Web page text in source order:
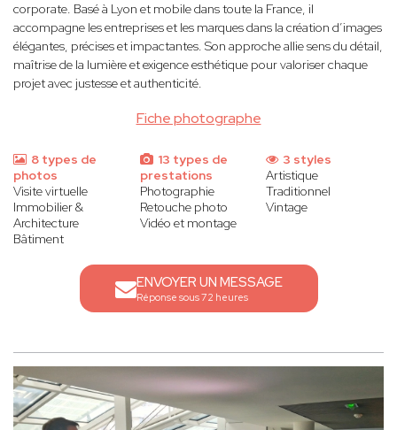
Fiche photographe
corporate. Basé à Lyon et mobile dans toute la France, il
accompagne les entreprises et les marques dans la création d’images
élégantes, précises et impactantes. Son approche allie sens du détail,
maîtrise de la lumière et exigence esthétique pour valoriser chaque
projet avec justesse et authenticité.
8 types de
photos
Visite virtuelle
Immobilier &
Architecture
Bâtiment
13 types de
prestations
Photographie
Retouche photo
Vidéo et montage
3 styles
Artistique
Traditionnel
Vintage
ENVOYER UN MESSAGE
Réponse sous 72 heures